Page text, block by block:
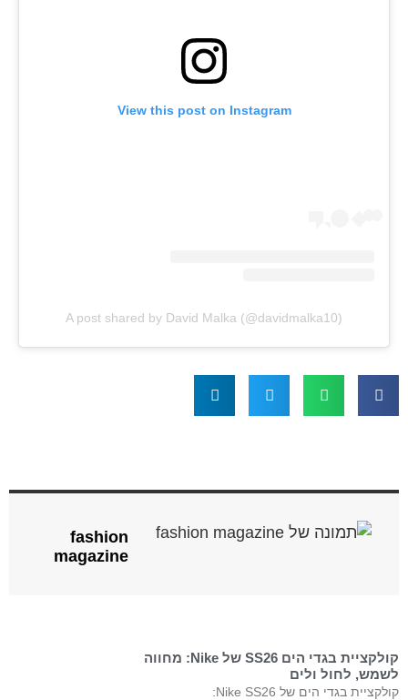
View this post on Instagram
A post shared by David Malka (@davidmalka10)
fashion
magazine
קולקציית בגדי הים SS26 של Nike: מחווה
לשמש, לחול ולים
קולקציית בגדי הים של Nike SS26: